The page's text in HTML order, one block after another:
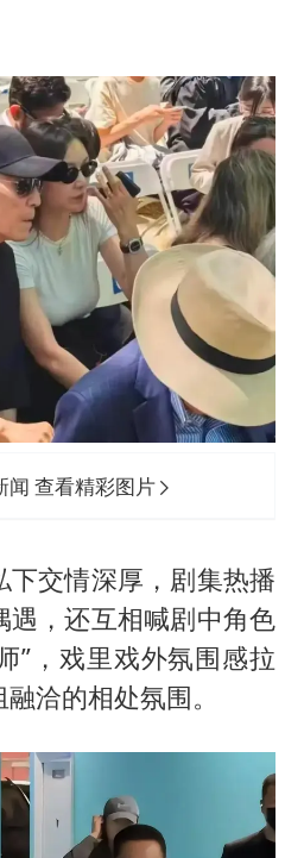
闻 查看精彩图片
下交情深厚，剧集热播
遇，还互相喊剧中角色
”，戏里戏外氛围感拉
洽的相处氛围。